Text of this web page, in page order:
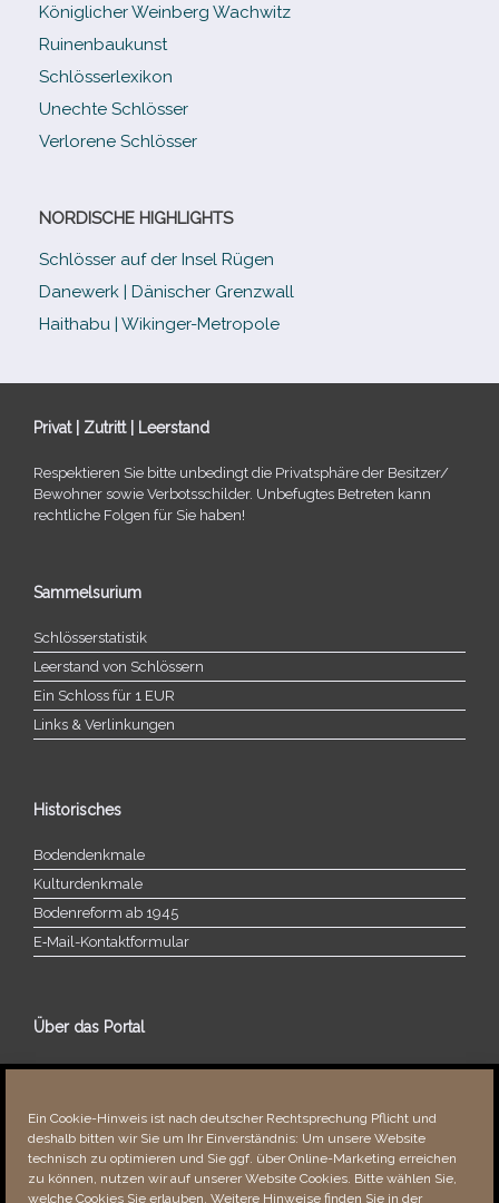
Ein Cookie-Hinweis ist nach deutscher Rechtsprechung Pflicht und
deshalb bitten wir Sie um Ihr Einverständnis: Um unsere Website
technisch zu optimieren und Sie ggf. über Online-Marketing erreichen
zu können, nutzen wir auf unserer Website Cookies. Bitte wählen Sie,
welche Cookies Sie erlauben. Weitere Hinweise finden Sie in der
Königlicher Weinberg Wachwitz
Ruinenbaukunst
Schlösserlexikon
Unechte Schlösser
Verlorene Schlösser
NORDISCHE HIGHLIGHTS
Schlösser auf der Insel Rügen
Danewerk | Dänischer Grenzwall
Haithabu | Wikinger-Metropole
Privat | Zutritt | Leerstand
Respektieren Sie bitte unbe­dingt die Privatsphäre der Besitzer/​
Bewohner sowie Verbotsschilder. Unbefugtes Betreten kann
recht­li­che Folgen für Sie haben!
Sammelsurium
Schlösserstatistik
Leerstand von Schlössern
Ein Schloss für 1 EUR
Links & Verlinkungen
Historisches
Bodendenkmale
Kulturdenkmale
Bodenreform ab 1945
E‑Mail-​​Kontaktformular
Über das Portal
Über dieses Portal
Fehler bemerkt?